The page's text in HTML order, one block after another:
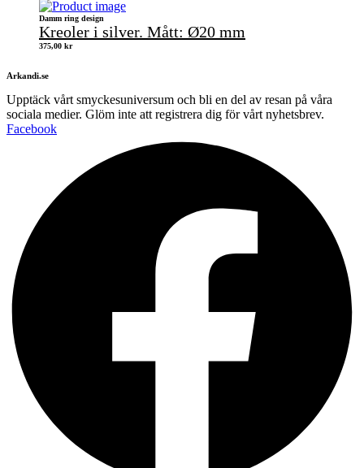
Damm ring design
Kreoler i silver. Mått: Ø20 mm
375,00 kr
Arkandi.se
Upptäck vårt smyckesuniversum och bli en del av resan på våra
sociala medier. Glöm inte att registrera dig för vårt nyhetsbrev.
Facebook